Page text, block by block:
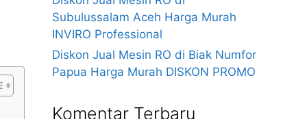
Subulussalam Aceh Harga Murah
INVIRO Professional
Diskon Jual Mesin RO di Biak Numfor
Papua Harga Murah DISKON PROMO
Komentar Terbaru